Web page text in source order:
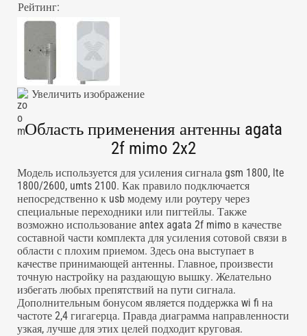
Рейтинг:
Увеличить изображение
Область применения антенны agata
2f mimo 2x2
Модель используется для усиления сигнала gsm 1800, lte
1800/2600, umts 2100. Как правило подключается
непосредственно к usb модему или роутеру через
специальные переходники или пигтейлы. Также
возможно использование antex agata 2f mimo в качестве
составной части комплекта для усиления сотовой связи в
области с плохим приемом. Здесь она выступает в
качестве принимающей антенны. Главное, произвести
точную настройку на раздающую вышку. Желательно
избегать любых препятствий на пути сигнала.
Дополнительным бонусом является поддержка wi fi на
частоте 2,4 гигагерца. Правда диаграмма направленности
узкая, лучше для этих целей подходит круговая.